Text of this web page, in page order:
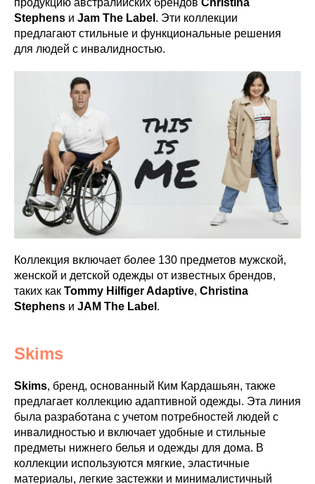
продукцию австралийских брендов Christina
Stephens и Jam The Label . Эти коллекции
предлагают стильные и функциональные решения
для людей с инвалидностью​.
Коллекция включает более 130 предметов мужской,
женской и детской одежды от известных брендов,
таких как Tommy Hilfiger Adaptive, Christina
Stephens и JAM The Label .
Skims
Skims, бренд, основанный Ким Кардашьян, также
предлагает коллекцию адаптивной одежды. Эта линия
была разработана с учетом потребностей людей с
инвалидностью и включает удобные и стильные
предметы нижнего белья и одежды для дома. В
коллекции используются мягкие, эластичные
материалы, легкие застежки и минималистичный